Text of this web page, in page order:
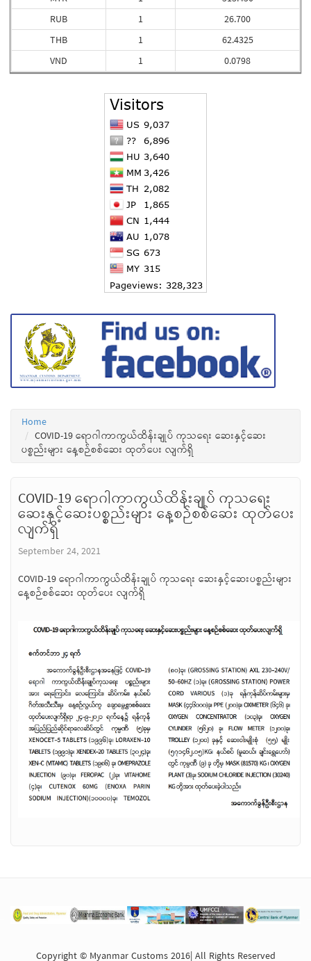
RUB
THB
VND
1
1
1
26.700
62.4325
0.0798
Home
COVID-19 ရောဂါကာကွယ်ထိန်းချုပ် ကုသရေး ဆေးနှင့်ဆေး
ပစ္စည်းများ နေ့စဉ်စစ်ဆေး ထုတ်ပေး လျက်ရှိ
COVID-19 ရောဂါကာကွယ်ထိန်းချုပ် ကုသရေး
ဆေးနှင့်ဆေးပစ္စည်းများ နေ့စဉ်စစ်ဆေး ထုတ်ပေး
လျက်ရှိ
September 24, 2021
COVID-19 ရောဂါကာကွယ်ထိန်းချုပ် ကုသရေး ဆေးနှင့်ဆေးပစ္စည်းများ
နေ့စဉ်စစ်ဆေး ထုတ်ပေး လျက်ရှိ
Copyright © Myanmar Customs 2016| All Rights Reserved